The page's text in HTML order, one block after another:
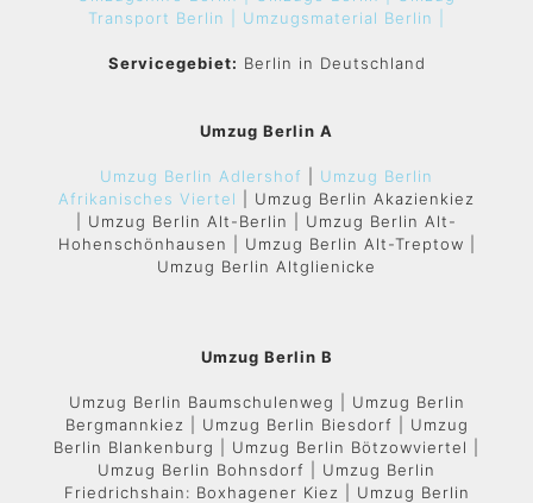
Transport Berlin | Umzugsmaterial Berlin |
Servicegebiet: Berlin in Deutschland
Umzug Berlin A
Umzug Berlin Adlershof
Umzug Berlin
Afrikanisches Viertel
| Umzug Berlin Akazienkiez
| Umzug Berlin Alt-Berlin | Umzug Berlin Alt-
Hohenschönhausen | Umzug Berlin Alt-Treptow |
Umzug Berlin Altglienicke
Umzug Berlin B
Umzug Berlin Baumschulenweg | Umzug Berlin
Bergmannkiez | Umzug Berlin Biesdorf | Umzug
Berlin Blankenburg | Umzug Berlin Bötzowviertel |
Umzug Berlin Bohnsdorf | Umzug Berlin
Friedrichshain: Boxhagener Kiez | Umzug Berlin